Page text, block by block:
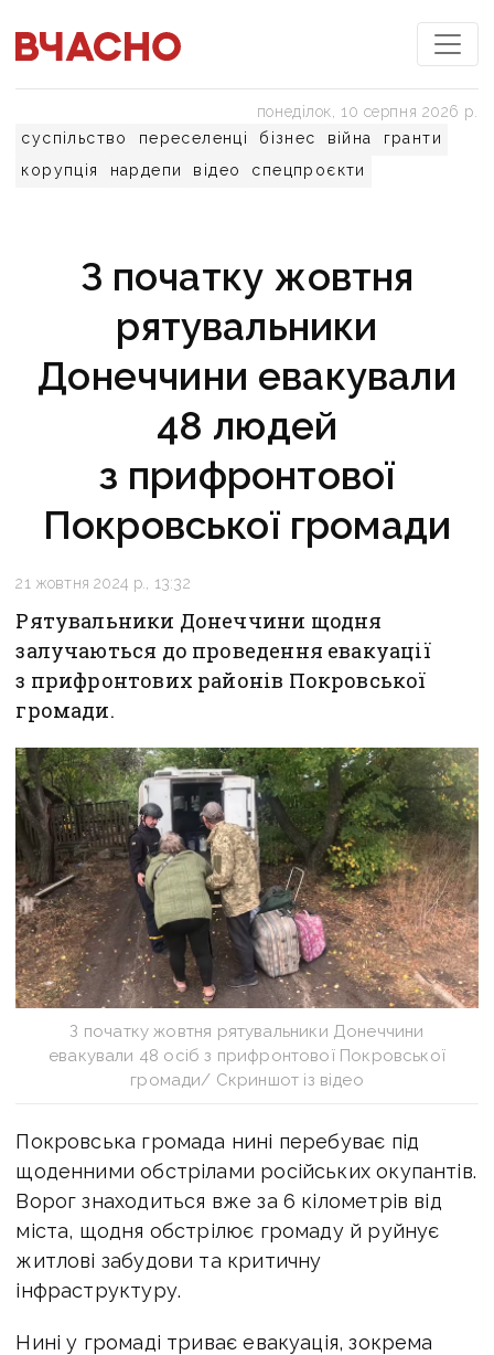
суспільство переселенці бізнес війна
гранти
корупція
нардепи відео спецпроєкти
понеділок, 10 серпня 2026 р.
З початку жовтня
рятувальники
Донеччини евакували
48 людей
з прифронтової
Покровської громади
21 жовтня 2024 р., 13:32
Рятувальники Донеччини щодня
залучаються до проведення евакуації
з прифронтових районів Покровської
громади.
З початку жовтня рятувальники Донеччини
евакували 48 осіб з прифронтової Покровської
громади/ Скриншот із відео
Покровська громада нині перебуває під
щоденними обстрілами російських окупантів.
Ворог знаходиться вже за 6 кілометрів від
міста, щодня обстрілює громаду й руйнує
житлові забудови та критичну
інфраструктуру.
Нині у громаді триває евакуація, зокрема